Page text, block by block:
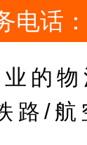
电话
业的
路/航